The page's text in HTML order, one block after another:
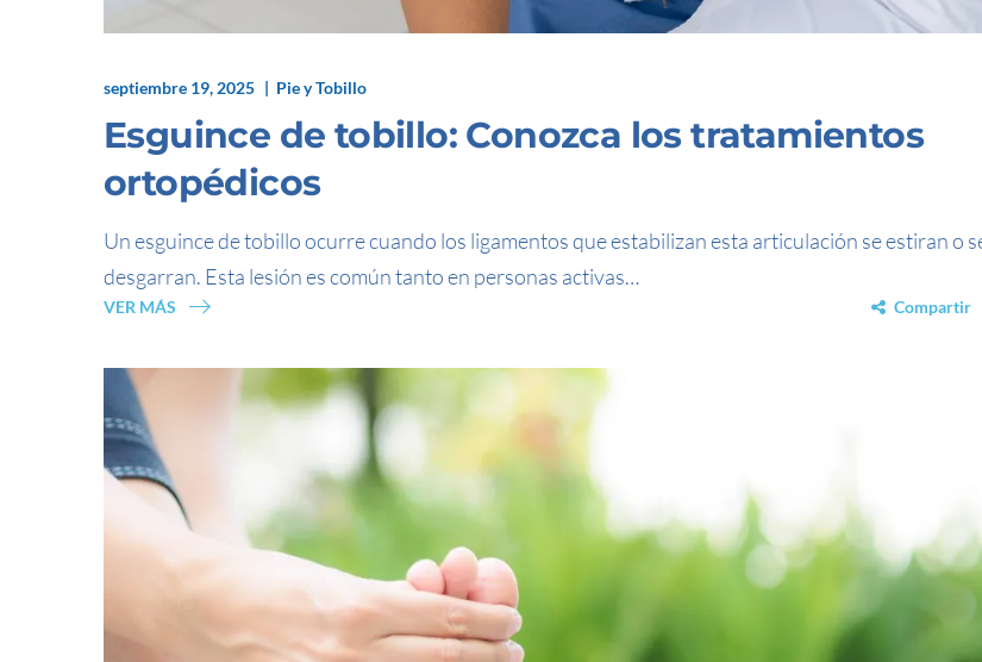
septiembre 19, 2025 Pie y Tobillo
Esguince de tobillo: Conozca los tratamientos
ortopédicos
Un esguince de tobillo ocurre cuando los ligamentos que estabilizan esta articulación se estiran o
desgarran. Esta lesión es común tanto en personas activas…
VER MÁS Compartir